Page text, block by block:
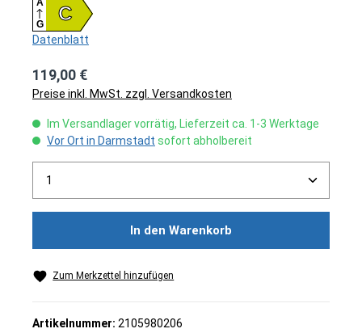
C
A
G
Datenblatt
119,00 €
Preise inkl. MwSt. zzgl. Versandkosten
Im Versandlager vorrätig, Lieferzeit ca. 1-3 Werktage
Vor Ort in Darmstadt sofort abholbereit
Produkt Anzahl: Gib den gewünschten Wert ein
In den Warenkorb
Zum Merkzettel hinzufügen
Artikelnummer: 2105980206